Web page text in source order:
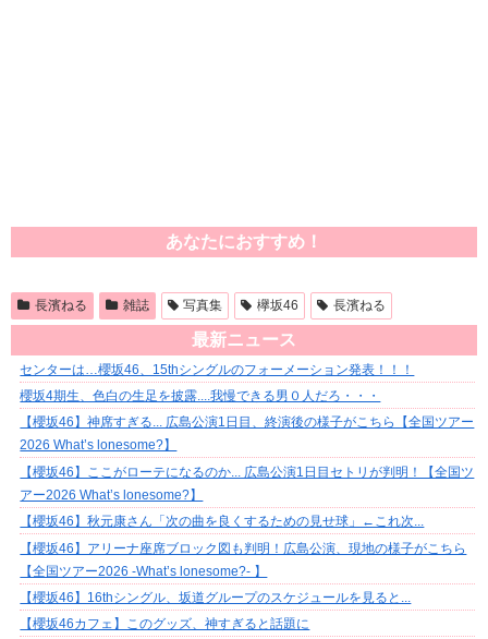
あなたにおすすめ！
長濱ねる 雑誌 写真集 欅坂46 長濱ねる
最新ニュース
センターは…櫻坂46、15thシングルのフォーメーション発表！！！
櫻坂4期生、色白の生足を披露....我慢できる男０人だろ・・・
【櫻坂46】神席すぎる... 広島公演1日目、終演後の様子がこちら【全国ツアー
2026 What’s lonesome?】
【櫻坂46】ここがローテになるのか... 広島公演1日目セトリが判明！【全国ツ
アー2026 What’s lonesome?】
【櫻坂46】秋元康さん「次の曲を良くするための見せ球」←これ次...
【櫻坂46】アリーナ座席ブロック図も判明！広島公演、現地の様子がこちら
【全国ツアー2026 -What’s lonesome?- 】
【櫻坂46】16thシングル、坂道グループのスケジュールを見ると...
【櫻坂46カフェ】このグッズ、神すぎると話題に